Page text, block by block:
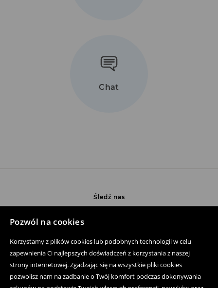
Pozwól na cookies
Korzystamy z plików cookies lub podobnych technologii w celu
zapewnienia Ci najlepszych doświadczeń z korzystania z naszej
strony internetowej. Zgadzając się na wszystkie pliki cookies
pozwolisz nam na zadbanie o Twój komfort podczas dokonywania
Chat
Śledź nas
Zakup produktów on-line
Aplikacja mobilna